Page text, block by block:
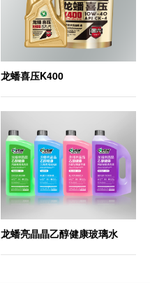
龙蟠喜压K400
龙蟠亮晶晶乙醇健康玻璃水